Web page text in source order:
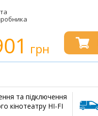
грн
та підключення
кінотеатру HI-FI